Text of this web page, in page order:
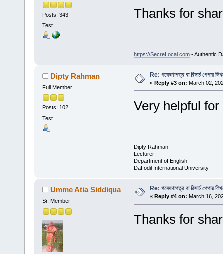
Posts: 343
Test
Thanks for
https://SecreLocal.com- Authentic
Dipty Rahman
Full Member
Posts: 102
Test
Re: গবেষণাপত্র বা রিসার্চ পেপার
« Reply #3 on: March 02,
Very helpful
Dipty Rahman
Lecturer
Department of English
Daffodil International University
Umme Atia Siddiqua
Sr. Member
Re: গবেষণাপত্র বা রিসার্চ পেপার
« Reply #4 on: March 16,
Thanks for